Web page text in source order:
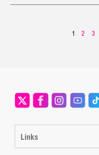
1 2 3
Links